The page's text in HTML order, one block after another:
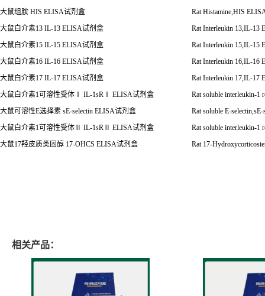
大鼠组胺 HIS ELISA试剂盒
Rat Histamine,HIS
大鼠白介素13 IL-13 ELISA试剂盒
Rat Interleukin 13,IL-13
大鼠白介素15 IL-15 ELISA试剂盒
Rat Interleukin 15,IL-15
大鼠白介素16 IL-16 ELISA试剂盒
Rat Interleukin 16,IL-16
大鼠白介素17 IL-17 ELISA试剂盒
Rat Interleukin 17,IL-17
大鼠白介素1可溶性受体 IL-1sR ELISA试剂盒
Rat soluble interleukin-1
大鼠可溶性E选择素 sE-selectin ELISA试剂盒
Rat soluble E-
大鼠白介素1可溶性受体 IL-1sR ELISA试剂盒
Rat soluble interleukin-1
大鼠17羟皮质类固醇 17-OHCS ELISA试剂盒 Rat 17-
相关产品：